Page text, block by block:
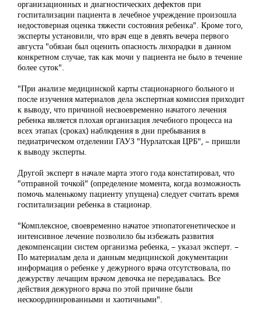
организационных и диагностических дефектов при
госпитализации пациента в лечебное учреждение произошла
недостоверная оценка тяжести состояния ребенка". Кроме того,
эксперты установили, что врач еще в девять вечера первого
августа "обязан был оценить опасность лихорадки в данном
конкретном случае, так как мочи у пациента не было в течение
более суток".
"При анализе медицинской карты стационарного больного и
после изучения материалов дела экспертная комиссия приходит
к выводу, что причиной несвоевременно начатого лечения
ребенка является плохая организация лечебного процесса на
всех этапах (сроках) наблюдения в дни пребывания в
педиатрическом отделении ГАУЗ "Нурлатская ЦРБ", – пришли
к выводу эксперты.
Другой эксперт в начале марта этого года констатировал, что
"отправной точкой" (определение момента, когда возможность
помочь маленькому пациенту упущена) следует считать время
госпитализации ребенка в стационар.
"Комплексное, своевременно начатое этиопатогенетическое и
интенсивное лечение позволило бы избежать развития
декомпенсации систем организма ребенка, – указал эксперт. –
По материалам дела и данным медицинской документации
информация о ребенке у дежурного врача отсутствовала, по
дежурству лечащим врачом девочка не передавалась. Все
действия дежурного врача по этой причине были
нескоординированными и хаотичными".